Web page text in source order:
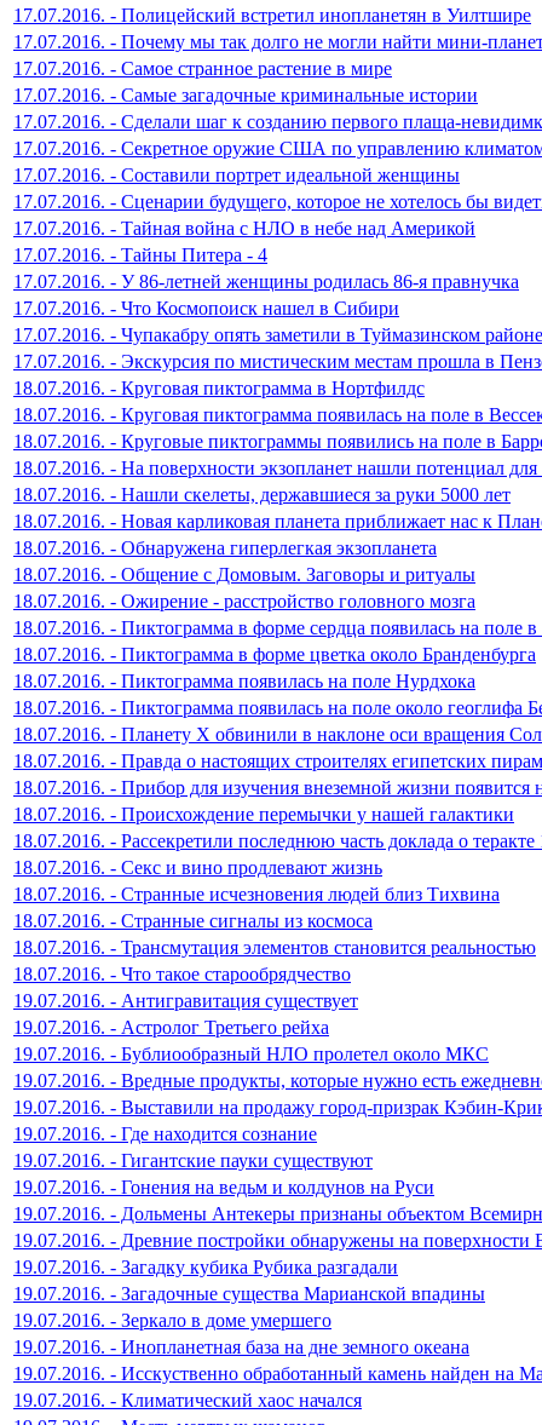
17.07.2016. - Полицейский встретил инопланетян в Уилтшире
17.07.2016. - Почему мы так долго не могли найти мини-
17.07.2016. - Самое странное растение в мире
17.07.2016. - Самые загадочные криминальные истории
17.07.2016. - Сделали шаг к созданию первого плаща-
17.07.2016. - Секретное оружие США по управлению
17.07.2016. - Составили портрет идеальной женщины
17.07.2016. - Сценарии будущего, которое не хотелось бы
17.07.2016. - Тайная война с НЛО в небе над Америкой
17.07.2016. - Тайны Питера - 4
17.07.2016. - У 86-летней женщины родилась 86-я правнучка
17.07.2016. - Что Космопоиск нашел в Сибири
17.07.2016. - Чупакабру опять заметили в Туймазинском районе
17.07.2016. - Экскурсия по мистическим местам прошла в
18.07.2016. - Круговая пиктограмма в Нортфилдс
18.07.2016. - Круговая пиктограмма появилась на поле в
18.07.2016. - Круговые пиктограммы появились на поле в
18.07.2016. - На поверхности экзопланет нашли потенциал
18.07.2016. - Нашли скелеты, державшиеся за руки 5000 лет
18.07.2016. - Новая карликовая планета приближает нас к
18.07.2016. - Обнаружена гиперлегкая экзопланета
18.07.2016. - Общение с Домовым. Заговоры и ритуалы
18.07.2016. - Ожирение - расстройство головного мозга
18.07.2016. - Пиктограмма в форме сердца появилась на поле
18.07.2016. - Пиктограмма в форме цветка около Бранденбурга
18.07.2016. - Пиктограмма появилась на поле Нурдхока
18.07.2016. - Пиктограмма появилась на поле около геоглифа
18.07.2016. - Планету X обвинили в наклоне оси вращения
18.07.2016. - Правда о настоящих строителях египетских
18.07.2016. - Прибор для изучения внеземной жизни
18.07.2016. - Происхождение перемычки у нашей галактики
18.07.2016. - Рассекретили последнюю часть доклада о теракте
18.07.2016. - Секс и вино продлевают жизнь
18.07.2016. - Странные исчезновения людей близ Тихвина
18.07.2016. - Странные сигналы из космоса
18.07.2016. - Трансмутация элементов становится реальностью
18.07.2016. - Что такое старообрядчество
19.07.2016. - Антигравитация существует
19.07.2016. - Астролог Третьего рейха
19.07.2016. - Бублиообразный НЛО пролетел около МКС
19.07.2016. - Вредные продукты, которые нужно есть
19.07.2016. - Выставили на продажу город-призрак Кэбин-
19.07.2016. - Где находится сознание
19.07.2016. - Гигантские пауки существуют
19.07.2016. - Гонения на ведьм и колдунов на Руси
19.07.2016. - Дольмены Антекеры признаны объектом
19.07.2016. - Древние постройки обнаружены на поверхности
19.07.2016. - Загадку кубика Рубика разгадали
19.07.2016. - Загадочные существа Марианской впадины
19.07.2016. - Зеркало в доме умершего
19.07.2016. - Инопланетная база на дне земного океана
19.07.2016. - Исскуственно обработанный камень найден на
19.07.2016. - Климатический хаос начался